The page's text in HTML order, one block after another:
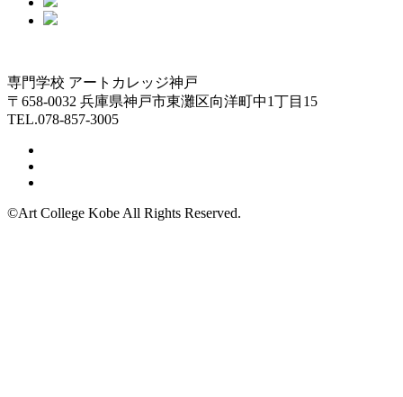
専門学校 アートカレッジ神戸
〒658-0032 兵庫県神戸市東灘区向洋町中1丁目15
TEL.078-857-3005
©Art College Kobe All Rights Reserved.